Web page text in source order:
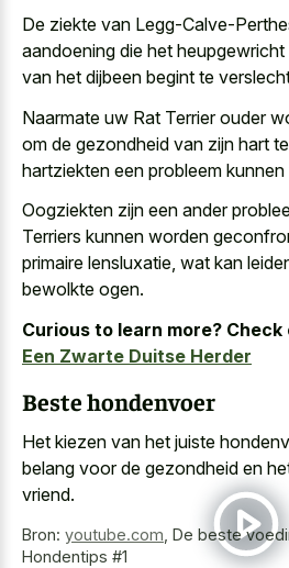
De ziekte van Legg-Calve-
aandoening die het
van het dijbeen begint te
Naarmate uw Rat Terrier ouder
om de gezondheid van zijn hart
hartziekten een probleem
Oogziekten zijn een ander
Terriers kunnen worden
primaire lensluxatie, wat kan
bewolkte ogen.
Curious to learn more? Check
Een Zwarte Duitse Herder
Beste hondenvoer
Het kiezen van het juiste
belang voor de gezondheid en
vriend.
Bron: youtube.com De beste
Hondentips #1